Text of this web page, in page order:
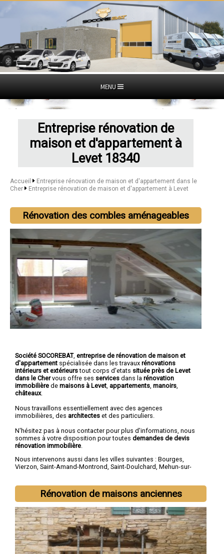
MENU
Entreprise rénovation de
maison et d'appartement à
Levet 18340
Accueil
Entreprise rénovation de maison et d'appartement dans le
Cher
Entreprise rénovation de maison et d'appartement à Levet
Rénovation des combles aménageables
Société SOCOREBAT, entreprise de rénovation de maison et
d'appartement spécialisée dans les travaux rénovations
intérieurs et extérieurstout corps d'etats située près de Levet
dans le Chervous offre ses services dans la rénovation
immobilière de maisons à Levet appartements manoirs
châteaux.
Nous travaillons essentiellement avec des agences
immobilières, des architectes et des particuliers.
N'hésitez pas à nous contacter pour plus d'informations, nous
sommes à votre disposition pour toutes demandes de devis
rénovation immobilière
Nous intervenons aussi dans les villes suivantes : Bourges,
Vierzon, Saint-Amand-Montrond, Saint-Doulchard, Mehun-sur-
Rénovation de maisons anciennes